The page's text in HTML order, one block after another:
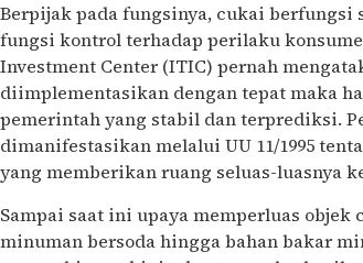
Berpijak pada fungsinya, cukai berfungsi
fungsi kontrol terhadap perilaku
Investment Center (ITIC) pernah
diimplementasikan dengan tepat maka
pemerintah yang stabil dan terprediksi.
dimanifestasikan melalui UU 11/1995
yang memberikan ruang seluas-luasnya
Sampai saat ini upaya memperluas objek
minuman bersoda hingga bahan bakar